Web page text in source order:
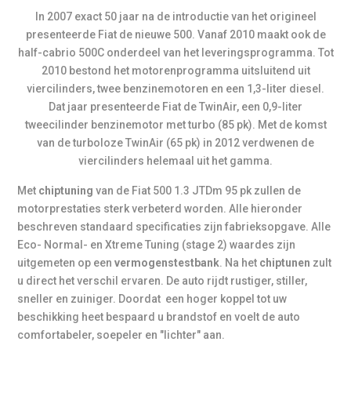
In 2007 exact 50 jaar na de introductie van het origineel
presenteerde Fiat de nieuwe 500. Vanaf 2010 maakt ook de
half-cabrio 500C onderdeel van het leveringsprogramma. Tot
2010 bestond het motorenprogramma uitsluitend uit
viercilinders, twee benzinemotoren en een 1,3-liter diesel.
Dat jaar presenteerde Fiat de TwinAir, een 0,9-liter
tweecilinder benzinemotor met turbo (85 pk). Met de komst
van de turboloze TwinAir (65 pk) in 2012 verdwenen de
viercilinders helemaal uit het gamma.
Met chiptuningvan de Fiat 500 1.3 JTDm 95 pk zullen de
motorprestaties sterk verbeterd worden. Alle hieronder
beschreven standaard specificaties zijn fabrieksopgave. Alle
Eco- Normal- en Xtreme Tuning (stage 2) waardes zijn
uitgemeten op eenvermogenstestbank. Na het chiptunen zult
u direct het verschil ervaren. De auto rijdt rustiger, stiller,
sneller en zuiniger. Doordat een hoger koppel tot uw
beschikking heet bespaard u brandstof en voelt de auto
comfortabeler, soepeler en "lichter" aan.